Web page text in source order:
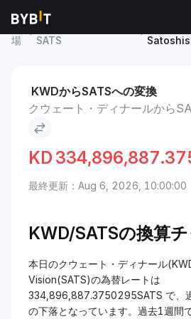
市
場
Satoshis Vision 価格
SATS
クウェ
KWDからSATSへの変換
クウェート・ディナールから
KD
最終更新：Aug 6, 2026, 10:00:00
KWD/SATSの換算
本日のクウェート・ディナール
Vision(SATS)の為替レートは
334,896,887.3750295SATS で、
の下落となっています。過去1週間